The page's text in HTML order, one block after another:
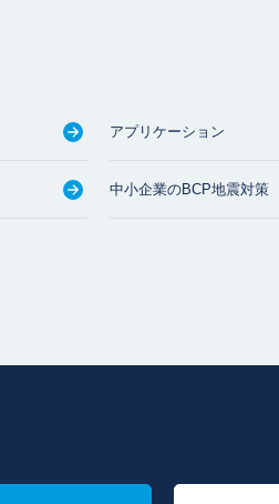
アプリケーション
中小企業のBCP地震対策